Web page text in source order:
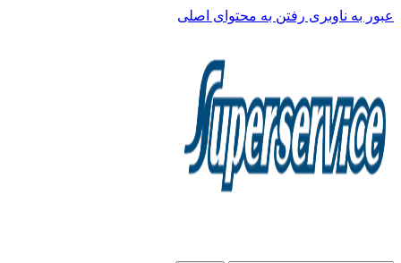
عبور به ناوبری رفتن به محتوای اصلی